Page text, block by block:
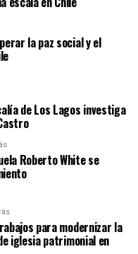
la paz social y el
de Los Lagos investiga
Roberto White se
para modernizar la
iglesia patrimonial en